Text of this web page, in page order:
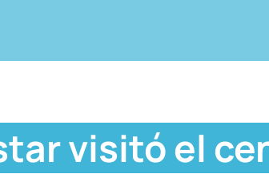
visitó el